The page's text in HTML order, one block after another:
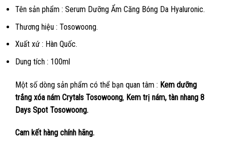
Tên sản phẩm : Serum Dưỡng Ẩm Căng Bóng Da Hyaluronic.
Thương hiệu : Tosowoong.
Xuất xứ : Hàn Quốc.
Dung tích : 100ml
Một số dòng sản phẩm có thể bạn quan tâm : Kem dưỡng
trắng xóa nám Crytals Tosowoong, Kem trị nám, tàn nhang 8
Days Spot Tosowoong.
Cam kết hàng chính hãng.